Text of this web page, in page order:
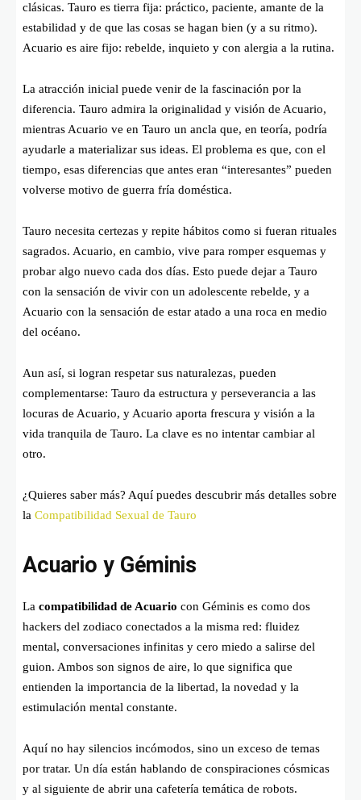
clásicas. Tauro es tierra fija: práctico, paciente, amante de la
estabilidad y de que las cosas se hagan bien (y a su ritmo).
Acuario es aire fijo: rebelde, inquieto y con alergia a la rutina.
La atracción inicial puede venir de la fascinación por la
diferencia. Tauro admira la originalidad y visión de Acuario,
mientras Acuario ve en Tauro un ancla que, en teoría, podría
ayudarle a materializar sus ideas. El problema es que, con el
tiempo, esas diferencias que antes eran “interesantes” pueden
volverse motivo de guerra fría doméstica.
Tauro necesita certezas y repite hábitos como si fueran rituales
sagrados. Acuario, en cambio, vive para romper esquemas y
probar algo nuevo cada dos días. Esto puede dejar a Tauro
con la sensación de vivir con un adolescente rebelde, y a
Acuario con la sensación de estar atado a una roca en medio
del océano.
Aun así, si logran respetar sus naturalezas, pueden
complementarse: Tauro da estructura y perseverancia a las
locuras de Acuario, y Acuario aporta frescura y visión a la
vida tranquila de Tauro. La clave es no intentar cambiar al
otro.
¿Quieres saber más? Aquí puedes descubrir más detalles sobre
la Compatibilidad Sexual de Tauro
Acuario y Géminis
La compatibilidad de Acuario con Géminis es como dos
hackers del zodiaco conectados a la misma red: fluidez
mental, conversaciones infinitas y cero miedo a salirse del
guion. Ambos son signos de aire, lo que significa que
entienden la importancia de la libertad, la novedad y la
estimulación mental constante.
Aquí no hay silencios incómodos, sino un exceso de temas
por tratar. Un día están hablando de conspiraciones cósmicas
y al siguiente de abrir una cafetería temática de robots.